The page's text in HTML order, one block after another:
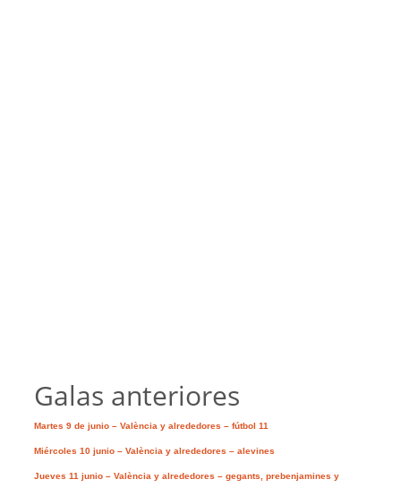
Galas anteriores
Martes 9 de junio – València y alrededores – fútbol 11
Miércoles 10 junio – València y alrededores – alevines
Jueves 11 junio – València y alrededores – gegants, prebenjamines y